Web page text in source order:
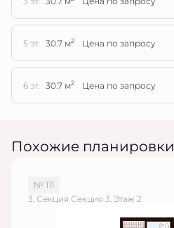
5 эт. 30.7 м2 Цена по запросу
6 эт. 30.7 м2 Цена по запросу
Похожие планировки
№ 111
3, Секция Секция 3, Этаж 2